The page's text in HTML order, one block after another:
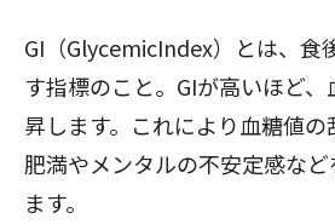
GI（GlycemicIndex）とは、食
す指標のこと。GIが高いほど
昇します。これにより血糖値の
肥満やメンタルの不安定感な
ます。